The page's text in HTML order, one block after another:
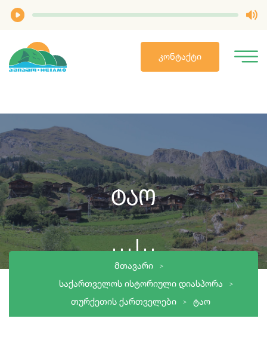
ᲙᲝᲜᲢᲐᲥᲢᲘ
Ტაო
ᲛᲗᲐᲕᲐᲠᲘ
ᲡᲐᲥᲐᲠᲗᲕᲔᲚᲝᲡ ᲘᲡᲢᲝᲠᲘᲣᲚᲘ ᲓᲘᲐᲡᲞᲝᲠᲐ
ᲗᲣᲠᲥᲔᲗᲘᲡ ᲥᲐᲠᲗᲕᲔᲚᲔᲑᲘ
ᲢᲐᲝ